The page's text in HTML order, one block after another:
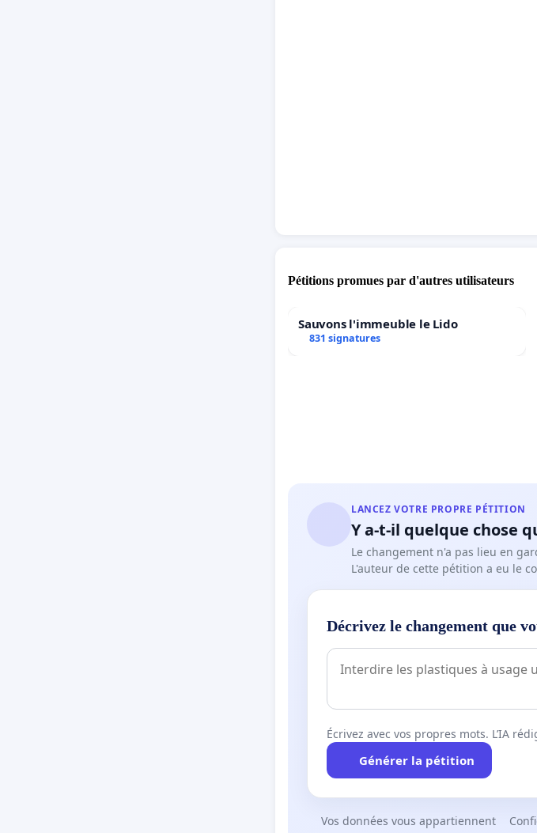
Pétitions promues par d'autres utilisateurs
Sauvons l'immeuble le Lido
831 signatures
LANCEZ VOTRE PROPRE PÉTITION
Y a-t-il quelque chose
Le changement n'a pas lieu en
L'auteur de cette pétition a eu le
Décrivez le changement que
Écrivez avec vos propres mots. L’IA
Générer la pétition
Vos données vous appartiennent